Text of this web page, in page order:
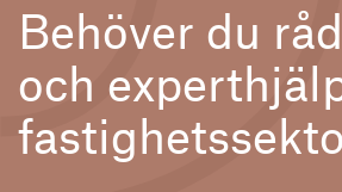
Behöver du
och